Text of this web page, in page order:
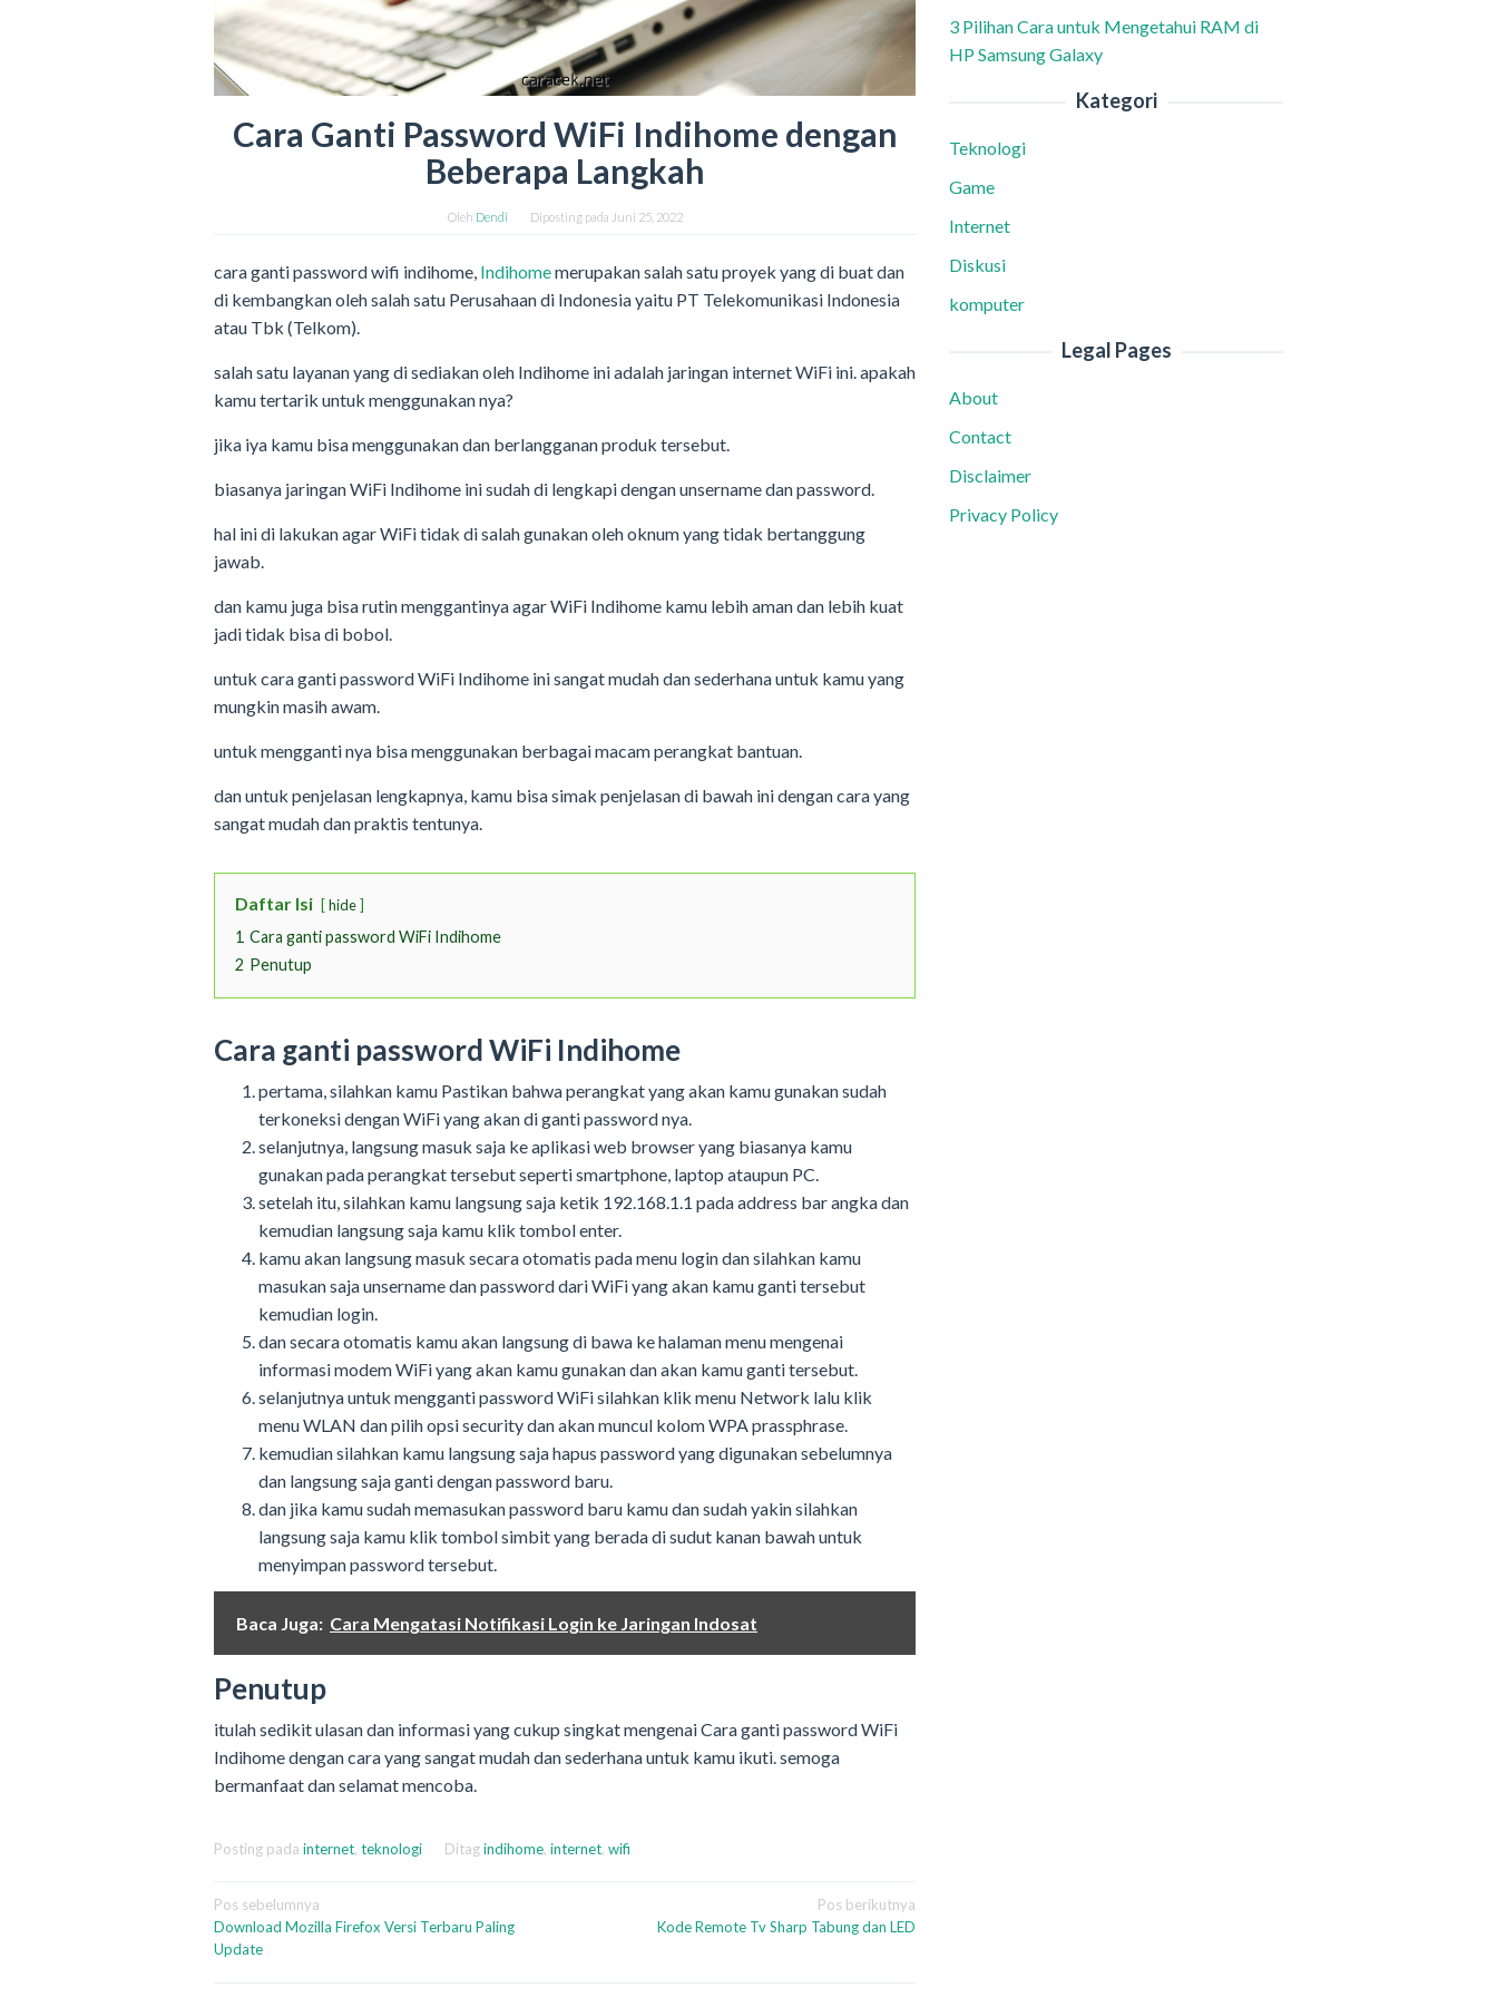
Cara Ganti Password WiFi Indihome dengan
Beberapa Langkah
Oleh Dendi Diposting pada Juni 25, 2022
cara ganti password wifi indihome, Indihomemerupakan salah satu proyek yang di buat dan
di kembangkan oleh salah satu Perusahaan di Indonesia yaitu PT Telekomunikasi Indonesia
atau Tbk (Telkom).
salah satu layanan yang di sediakan oleh Indihome ini adalah jaringan internet WiFi ini. apakah
kamu tertarik untuk menggunakan nya?
jika iya kamu bisa menggunakan dan berlangganan produk tersebut.
biasanya jaringan WiFi Indihome ini sudah di lengkapi dengan unsername dan password.
hal ini di lakukan agar WiFi tidak di salah gunakan oleh oknum yang tidak bertanggung
jawab.
dan kamu juga bisa rutin menggantinya agar WiFi Indihome kamu lebih aman dan lebih kuat
jadi tidak bisa di bobol.
untuk cara ganti password WiFi Indihome ini sangat mudah dan sederhana untuk kamu yang
mungkin masih awam.
untuk mengganti nya bisa menggunakan berbagai macam perangkat bantuan.
dan untuk penjelasan lengkapnya, kamu bisa simak penjelasan di bawah ini dengan cara yang
sangat mudah dan praktis tentunya.
Daftar Isi hide
1 Cara ganti password WiFi Indihome
2 Penutup
Cara ganti password WiFi Indihome
pertama, silahkan kamu Pastikan bahwa perangkat yang akan kamu gunakan sudah
terkoneksi dengan WiFi yang akan di ganti password nya.
selanjutnya, langsung masuk saja ke aplikasi web browser yang biasanya kamu
gunakan pada perangkat tersebut seperti smartphone, laptop ataupun PC.
setelah itu, silahkan kamu langsung saja ketik 192.168.1.1 pada address bar angka dan
kemudian langsung saja kamu klik tombol enter.
kamu akan langsung masuk secara otomatis pada menu login dan silahkan kamu
masukan saja unsername dan password dari WiFi yang akan kamu ganti tersebut
kemudian login.
dan secara otomatis kamu akan langsung di bawa ke halaman menu mengenai
informasi modem WiFi yang akan kamu gunakan dan akan kamu ganti tersebut.
selanjutnya untuk mengganti password WiFi silahkan klik menu Network lalu klik
menu WLAN dan pilih opsi security dan akan muncul kolom WPA prassphrase.
kemudian silahkan kamu langsung saja hapus password yang digunakan sebelumnya
dan langsung saja ganti dengan password baru.
dan jika kamu sudah memasukan password baru kamu dan sudah yakin silahkan
langsung saja kamu klik tombol simbit yang berada di sudut kanan bawah untuk
menyimpan password tersebut.
Baca Juga: Cara Mengatasi Notifikasi Login ke Jaringan Indosat
Penutup
itulah sedikit ulasan dan informasi yang cukup singkat mengenai Cara ganti password WiFi
Indihome dengan cara yang sangat mudah dan sederhana untuk kamu ikuti. semoga
bermanfaat dan selamat mencoba.
Posting pada internet, teknologi Ditagindihome, internet, wifi
Navigasi
pos
Pos sebelumnya
Download Mozilla Firefox Versi Terbaru Paling
Update
Pos berikutnya
Kode Remote Tv Sharp Tabung dan LED
3 Pilihan Cara untuk Mengetahui RAM di
HP Samsung Galaxy
Kategori
Teknologi
Game
Internet
Diskusi
komputer
Legal Pages
About
Contact
Disclaimer
Privacy Policy